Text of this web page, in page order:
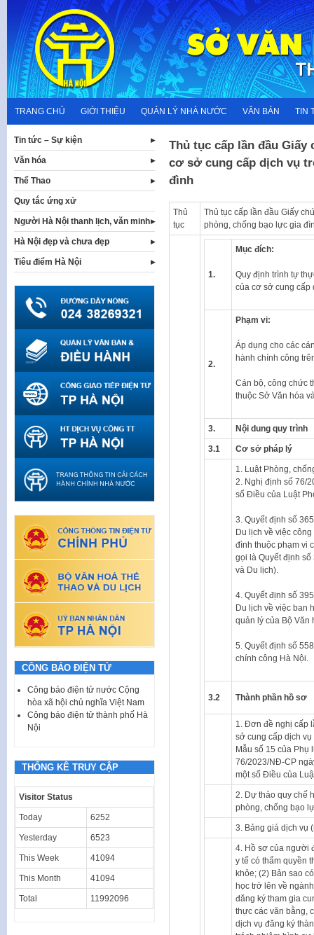
content
TRANG CHỦ GIỚI THIỆU QUẢN LÝ NHÀ NƯỚC VĂN BẢN TIN
Thủ tục cấp lần đầu Giấy
cơ sở cung cấp dịch vụ
đình
Thủ
tục
Thủ tục cấp lần đầu Giấy
phòng, chống bạo lực gia
1.
Mục đích:
Quy định trình tự
của cơ sở cung cấp
2.
Phạm vi:
Áp dụng cho các
hành chính công
Cán bộ, công chức
thuộc Sở Văn hóa
3. Nội dung quy trình
3.1 Cơ sở pháp lý
1. Luật Phòng,
2. Nghị định số 76/
số Điều của Luật
3. Quyết định số
Du lịch về việc
đình thuộc phạm vi
gọi là Quyết định
và Du lịch).
4. Quyết định số
Du lịch về việc ban
quản lý của Bộ Văn
5. Quyết định số
chính công Hà Nội.
3.2 Thành phần hồ sơ
1. Đơn đề nghị cấp
sở cung cấp dịch
Mẫu số 15 của Phụ
76/2023/NĐ-CP
một số Điều của
2. Dự thảo quy chế
phòng, chống bạo
3. Bảng giá dịch vụ
4. Hồ sơ của người
y tế có thẩm quyền
khỏe; (2) Bản sao
học trở lên về
đăng ký tham gia
thực các văn bằng,
dịch vụ đăng ký
Tin tức – Sự kiện
Văn hóa
Thể Thao
Quy tắc ứng xử
Người Hà Nội thanh lịch, văn minh
Hà Nội đẹp và chưa đẹp
Tiêu điểm Hà Nội
CÔNG BÁO ĐIỆN TỬ
Công báo điện tử nước Cộng
hòa xã hội chủ nghĩa Việt Nam
Công báo điện tử thành phố Hà
Nội
THỐNG KÊ TRUY CẬP
Visitor Status
Today 6252
Yesterday 6523
This Week 41094
This Month 41094
Total 11992096